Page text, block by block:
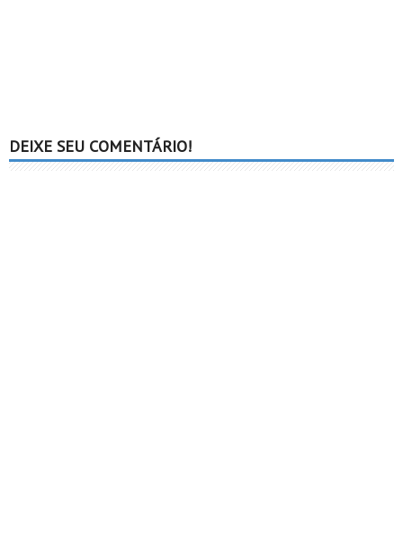
DEIXE SEU COMENTÁRIO!